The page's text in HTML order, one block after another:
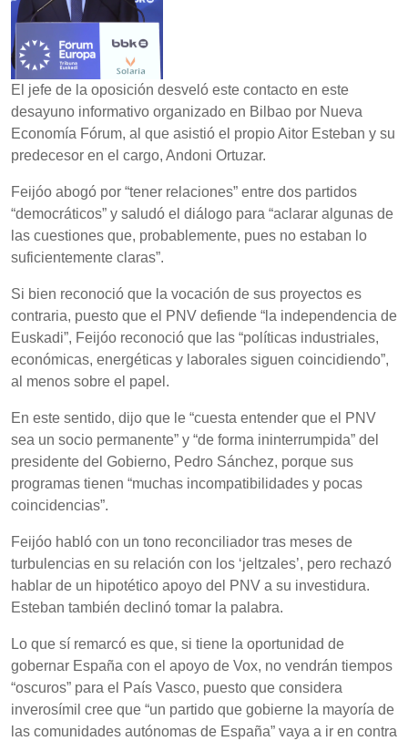
El jefe de la oposición desveló este contacto en este
desayuno informativo organizado en Bilbao por Nueva
Economía Fórum, al que asistió el propio Aitor Esteban y su
predecesor en el cargo, Andoni Ortuzar.
Feijóo abogó por “tener relaciones” entre dos partidos
“democráticos” y saludó el diálogo para “aclarar algunas de
las cuestiones que, probablemente, pues no estaban lo
suficientemente claras”.
Si bien reconoció que la vocación de sus proyectos es
contraria, puesto que el PNV defiende “la independencia de
Euskadi”, Feijóo reconoció que las “políticas industriales,
económicas, energéticas y laborales siguen coincidiendo”,
al menos sobre el papel.
En este sentido, dijo que le “cuesta entender que el PNV
sea un socio permanente” y “de forma ininterrumpida” del
presidente del Gobierno, Pedro Sánchez, porque sus
programas tienen “muchas incompatibilidades y pocas
coincidencias”.
Feijóo habló con un tono reconciliador tras meses de
turbulencias en su relación con los ‘jeltzales’, pero rechazó
hablar de un hipotético apoyo del PNV a su investidura.
Esteban también declinó tomar la palabra.
Lo que sí remarcó es que, si tiene la oportunidad de
gobernar España con el apoyo de Vox, no vendrán tiempos
“oscuros” para el País Vasco, puesto que considera
inverosímil cree que “un partido que gobierne la mayoría de
las comunidades autónomas de España” vaya a ir en contra